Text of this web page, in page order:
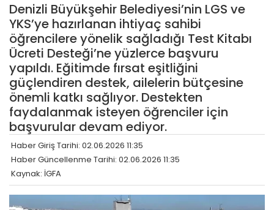
Denizli Büyükşehir Belediyesi’nin LGS ve
YKS’ye hazırlanan ihtiyaç sahibi
öğrencilere yönelik sağladığı Test Kitabı
Ücreti Desteği’ne yüzlerce başvuru
yapıldı. Eğitimde fırsat eşitliğini
güçlendiren destek, ailelerin bütçesine
önemli katkı sağlıyor. Destekten
faydalanmak isteyen öğrenciler için
başvurular devam ediyor.
Haber Giriş Tarihi: 02.06.2026 11:35
Haber Güncellenme Tarihi: 02.06.2026 11:35
Kaynak: İGFA